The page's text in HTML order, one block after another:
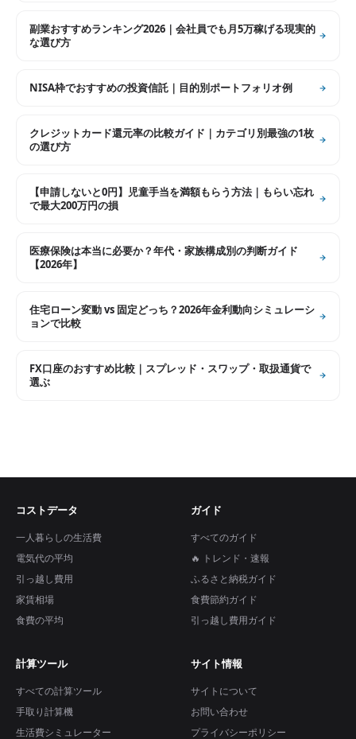
副業おすすめランキング2026｜会社員でも月5万稼げる現実的
な選び方
NISA枠でおすすめの投資信託｜目的別ポートフォリオ例
クレジットカード還元率の比較ガイド｜カテゴリ別最強の1枚
の選び方
【申請しないと0円】児童手当を満額もらう方法｜もらい忘れ
で最大200万円の損
医療保険は本当に必要か？年代・家族構成別の判断ガイド
【2026年】
住宅ローン変動 vs 固定どっち？2026年金利動向シミュレーシ
ョンで比較
FX口座のおすすめ比較｜スプレッド・スワップ・取扱通貨で
選ぶ
コストデータ
一人暮らしの生活費
電気代の平均
引っ越し費用
家賃相場
食費の平均
ガイド
すべてのガイド
🔥 トレンド・速報
ふるさと納税ガイド
食費節約ガイド
引っ越し費用ガイド
計算ツール
すべての計算ツール
手取り計算機
生活費シミュレーター
サイト情報
サイトについて
お問い合わせ
プライバシーポリシー